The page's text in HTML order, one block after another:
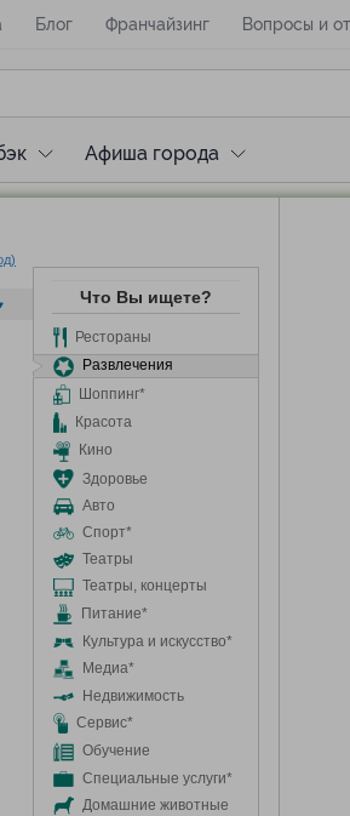
Блог Франчайзинг Вопросы и
Афиша города
Что Вы ищете?
Рестораны
Развлечения
Шоппинг*
Красота
Кино
Здоровье
Авто
Спорт*
Театры
Театры, концерты
Питание*
Культура и искусство*
Медиа*
Недвижимость
Сервис*
Обучение
Специальные услуги*
Домашние животные